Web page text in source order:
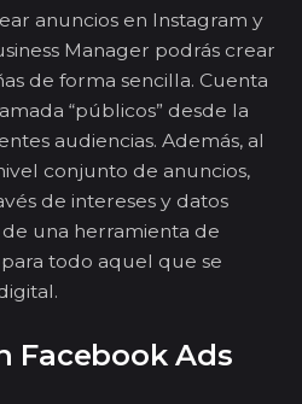
anuncios en Instagram y
Manager podrás crear
de forma sencilla. Cuenta
“públicos” desde la
audiencias. Además, al
conjunto de anuncios,
de intereses y datos
una herramienta de
todo aquel que se
FacebookAds